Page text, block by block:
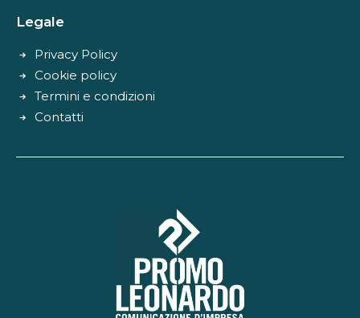
Legale
Privacy Policy
Cookie policy
Termini e condizioni
Contatti